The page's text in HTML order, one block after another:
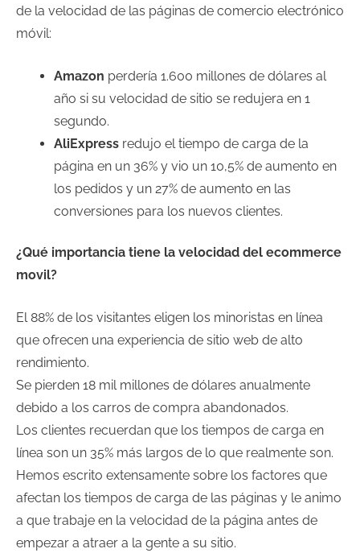
de la velocidad de las páginas de comercio electrónico
móvil:
Amazon perdería 1.600 millones de dólares al
año si su velocidad de sitio se redujera en 1
segundo.
AliExpressredujo el tiempo de carga de la
página en un 36% y vio un 10,5% de aumento en
los pedidos y un 27% de aumento en las
conversiones para los nuevos clientes.
¿Qué importancia tiene la velocidad del ecommerce
movil?
El 88% de los visitantes eligen los minoristas en línea
que ofrecen una experiencia de sitio web de alto
rendimiento.
Se pierden 18 mil millones de dólares anualmente
debido a los carros de compra abandonados.
Los clientes recuerdan que los tiempos de carga en
línea son un 35% más largos de lo que realmente son.
Hemos escrito extensamente sobre los factores que
afectan los tiempos de carga de las páginas y le animo
a que trabaje en la velocidad de la página antes de
empezar a atraer a la gente a su sitio.